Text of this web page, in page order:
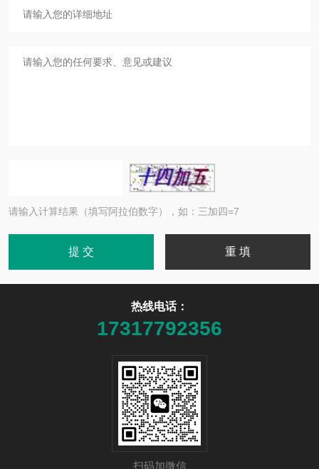
请输入计算结果（填写阿拉伯数字），如：三加四=7
热线电话：
17317792356
扫码加微信